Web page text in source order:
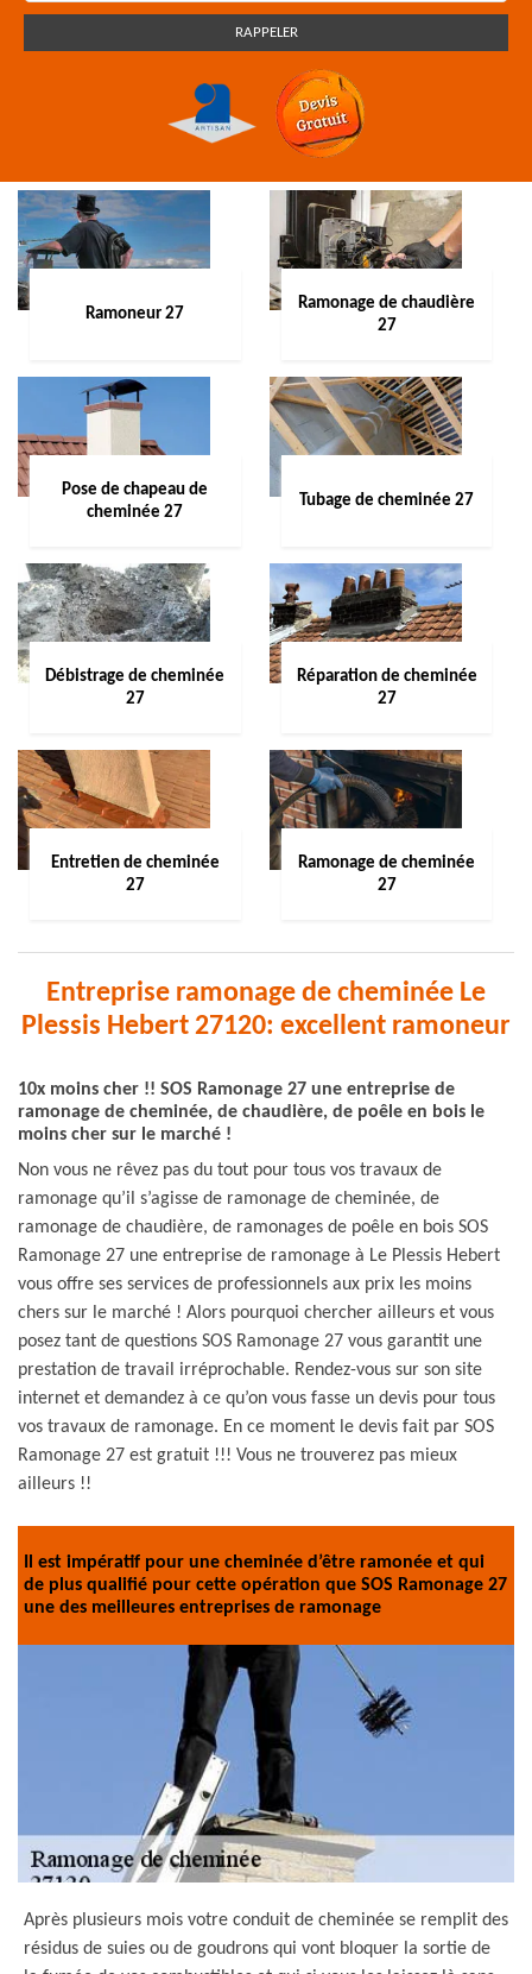
Ramoneur 27
Ramonage de chaudière
27
Pose de chapeau de
cheminée 27
Tubage de cheminée 27
Débistrage de cheminée
27
Réparation de cheminée
27
Entretien de cheminée
27
Ramonage de cheminée
27
Entreprise ramonage de cheminée Le
Plessis Hebert 27120: excellent ramoneur
10x moins cher !! SOS Ramonage 27 une entreprise de
ramonage de cheminée, de chaudière, de poêle en bois le
moins cher sur le marché !
Non vous ne rêvez pas du tout pour tous vos travaux de
ramonage qu’il s’agisse de ramonage de cheminée, de
ramonage de chaudière, de ramonages de poêle en bois SOS
Ramonage 27 une entreprise de ramonage à Le Plessis Hebert
vous offre ses services de professionnels aux prix les moins
chers sur le marché ! Alors pourquoi chercher ailleurs et vous
posez tant de questions SOS Ramonage 27 vous garantit une
prestation de travail irréprochable. Rendez-vous sur son site
internet et demandez à ce qu’on vous fasse un devis pour tous
vos travaux de ramonage. En ce moment le devis fait par SOS
Ramonage 27 est gratuit !!! Vous ne trouverez pas mieux
ailleurs !!
Il est impératif pour une cheminée d’être ramonée et qui
de plus qualifié pour cette opération que SOS Ramonage 27
une des meilleures entreprises de ramonage
Après plusieurs mois votre conduit de cheminée se remplit des
résidus de suies ou de goudrons qui vont bloquer la sortie de